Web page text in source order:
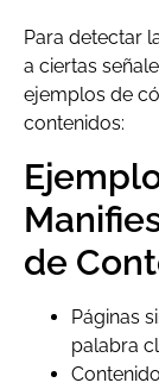
Para detectar
a ciertas
ejemplos de
contenidos:
de
Páginas
palabra